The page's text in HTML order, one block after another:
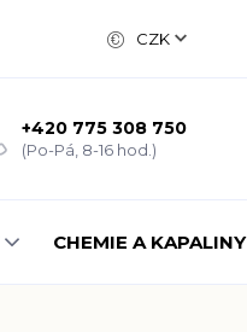
CZK
+420 775 308 750
(Po-Pá, 8-16 hod.)
CHEMIE A KAPALINY